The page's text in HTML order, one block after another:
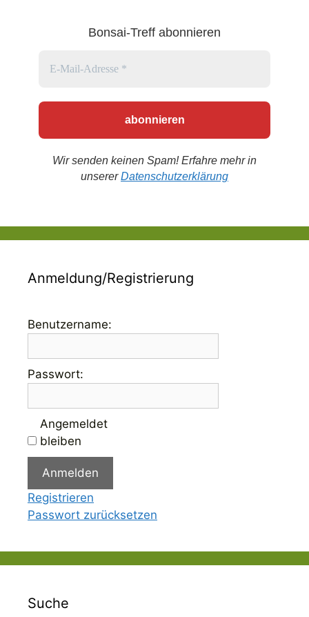
Bonsai-Treff abonnieren
Wir senden keinen Spam! Erfahre mehr in
unsererDatenschutzerklärung
Anmeldung/Registrierung
Benutzername:
Passwort:
Angemeldet
bleiben
Anmelden
Registrieren
Passwort zurücksetzen
Suche